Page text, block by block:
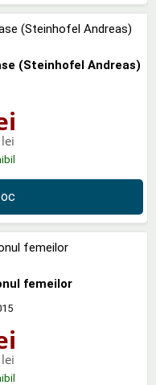
(Steinhofel Andreas)
femeilor